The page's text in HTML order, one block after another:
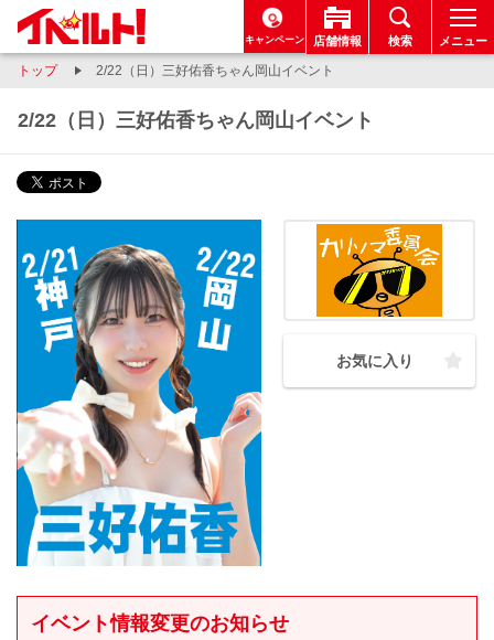
キャンペーン 店舗情報 検索 メニュー
トップ 2/22（日）三好佑香ちゃん岡山イベント
2/22（日）三好佑香ちゃん岡山イベント
お気に入り
イベント情報変更のお知らせ